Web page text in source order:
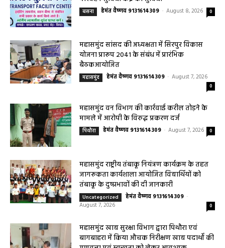
‘नीलांचल भवन’ में पुष्प वर्षा से हुआ भव्य स्वागत छत्तीसगढ़ के महामहिम...
बसना/ पिरदा में परिवहन संबंधी कार्यों के लिए राम
महासमुंद सांसद की अध्यक्षता में सिरपुर विकास
योजना प्रारूप 2041 के संबंध में प्रारंभिक
महासमुंद हेमंत वैष्णव 9131614309 - August 7, 2026
महासमुंद वन विभाग की कार्रवाई करील तोड़ने के
महासमुंद राष्ट्रीय तंबाकू नियंत्रण कार्यक्रम के तहत
जागरूकता कार्यशाला आयोजित विद्यार्थियों को
तंबाकू के दुष्प्रभावों की दी जानकारी
Uncategorized हेमंत वैष्णव 9131614309 -
August 7, 2026
0